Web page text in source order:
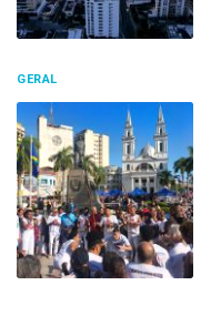
GERAL